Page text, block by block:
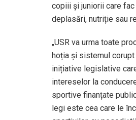
copiii și juniorii care
deplasări, nutriție sau
„USR va urma toate
hoția și sistemul corupt
inițiative legislative
intereselor la
sportive finanțate
legi este cea care le